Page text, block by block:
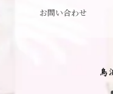
お問い合わせ